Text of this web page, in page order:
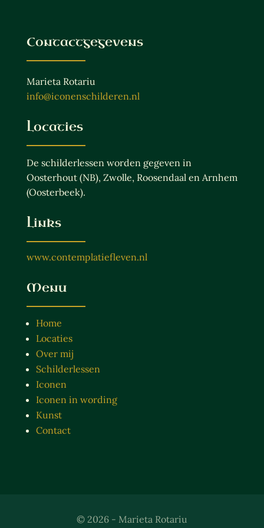
Contactgegevens
Marieta Rotariu
info@iconenschilderen.nl
Locaties
De schilderlessen worden gegeven in
Oosterhout (NB), Zwolle, Roosendaal en Arnhem
(Oosterbeek).
Links
www.contemplatiefleven.nl
Menu
Home
Locaties
Over mij
Schilderlessen
Iconen
Iconen in wording
Kunst
Contact
© 2026 - Marieta Rotariu